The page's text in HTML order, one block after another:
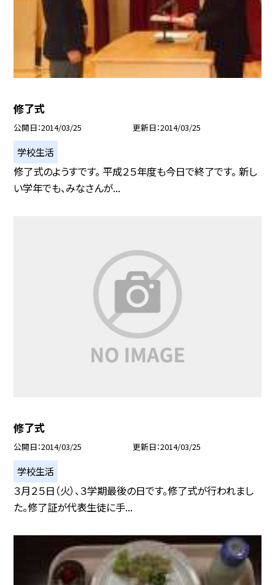
修了式
公開日 2014/03/25 更新日 2014/03/25
学校生活
修了式のようすです。 平成２５年度も今日で終了です。 新し
い学年でも、みなさんが...
修了式
公開日 2014/03/25 更新日 2014/03/25
学校生活
３月２５日（火）、３学期最後の日です。修了式が行われまし
た。修了証が代表生徒に手...